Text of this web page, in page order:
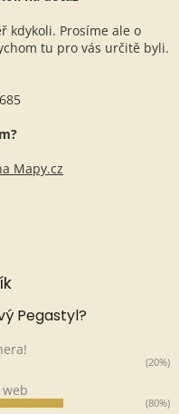
kdykoli. Prosíme ale o
tu pro vás určitě byli.
Mapy.cz
Pegastyl?
(20%)
web
(80%)